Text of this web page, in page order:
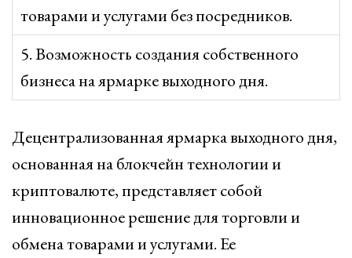
товарами и услугами без посредников.
5. Возможность создания собственного
бизнеса на ярмарке выходного дня.
Децентрализованная ярмарка выходного дня,
основанная на блокчейн технологии и
криптовалюте, представляет собой
инновационное решение для торговли и
обмена товарами и услугами. Ее